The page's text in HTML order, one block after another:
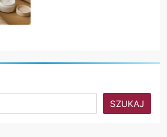
SZUKAJ